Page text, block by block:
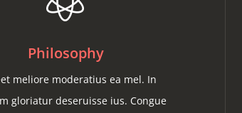
Philosophy
meliore moderatius ea mel. In
gloriatur deseruisse ius. Congue